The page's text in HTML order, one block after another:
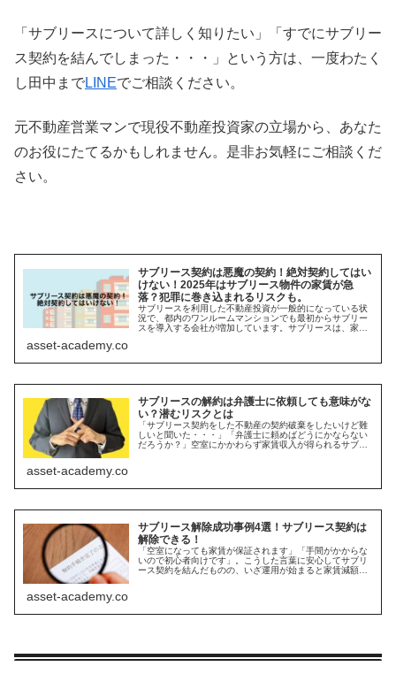
「サブリースについて詳しく知りたい」「すでにサブリー
ス契約を結んでしまった・・・」という方は、一度わたく
し田中までLINEでご相談ください。
元不動産営業マンで現役不動産投資家の立場から、あなた
のお役にたてるかもしれません。是非お気軽にご相談くだ
さい。
サブリース契約は悪魔の契約！絶対契約してはい
けない！2025年はサブリース物件の家賃が急
落？犯罪に巻き込まれるリスクも。
サブリースを利用した不動産投資が一般的になっている状
況で、都内のワンルームマンションでも最初からサブリー
スを導入する会社が増加しています。サブリースは、家賃
asset-academy.co
サブリースの解約は弁護士に依頼しても意味がな
い？潜むリスクとは
「サブリース契約をした不動産の契約破棄をしたいけど難
しいと聞いた・・・」「弁護士に頼めばどうにかならない
だろうか？」空室にかかわらず家賃収入が得られるサブリ
asset-academy.co
サブリース解除成功事例4選！サブリース契約は
解除できる！
「空室になっても家賃が保証されます」「手間がかからな
いので初心者向けです」。こうした言葉に安心してサブリ
ース契約を結んだものの、いざ運用が始まると家賃減額通
asset-academy.co